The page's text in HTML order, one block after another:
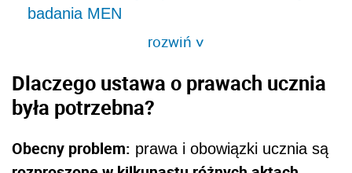
badania MEN
rozwiń>
Dlaczego ustawa o prawach ucznia
była potrzebna?
Obecny problem: prawa i obowiązki ucznia są